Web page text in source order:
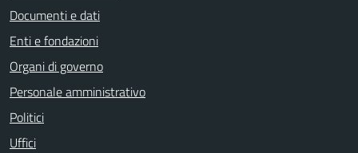
Documenti e dati
Enti e fondazioni
Organi di governo
Personale amministrativo
Politici
Uffici